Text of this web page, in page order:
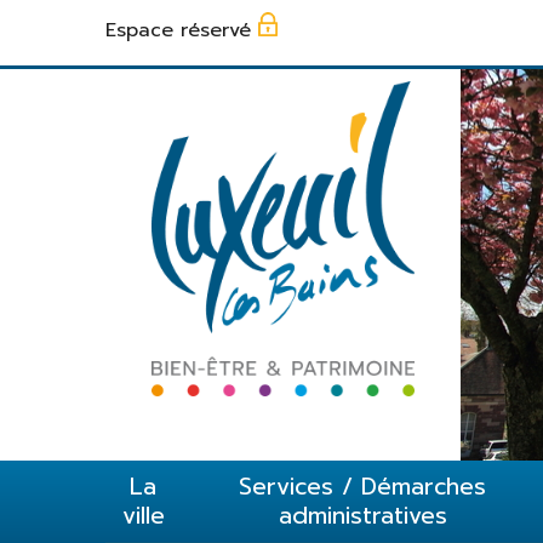
Espace réservé
La
ville
Services / Démarches
administratives
Panneau de gestion des cookies